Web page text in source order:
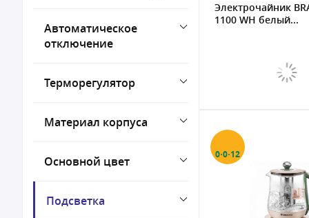
Автоматическое
отключение
Терморегулятор
Материал корпуса
Основной цвет
Подсветка
Электрочайник
1100 WH белый...
0·0·12